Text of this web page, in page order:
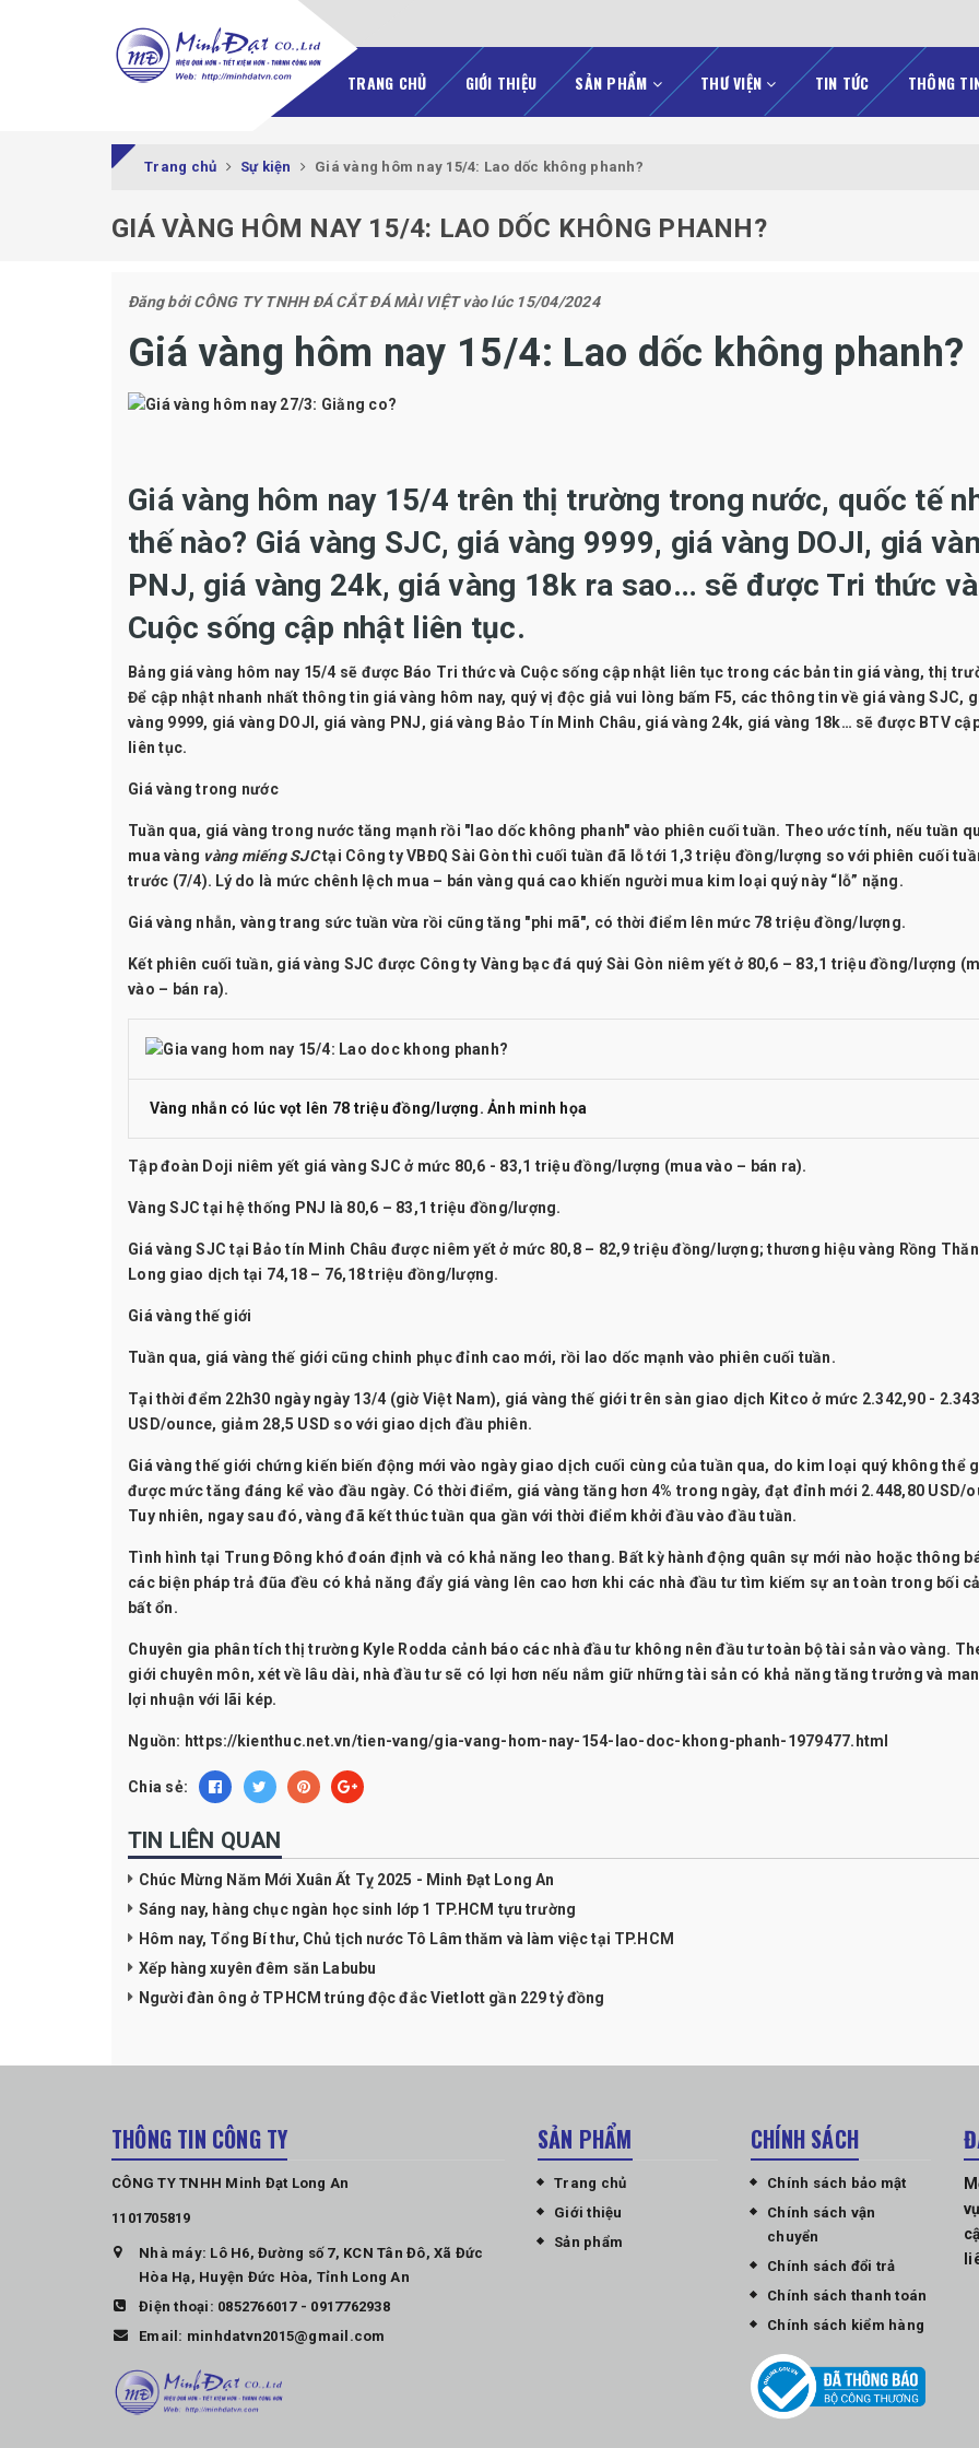
TRANG CHỦ GIỚI THIỆU SẢN PHẨM THƯ VIỆN TIN TỨC THÔNG
Trang chủ Sự kiện Giá vàng hôm nay 15/4: Lao dốc không phanh?
GIÁ VÀNG HÔM NAY 15/4: LAO DỐC KHÔNG PHANH?
Đăng bởiCÔNG TY TNHH ĐÁ CẮT ĐÁ MÀI VIỆTvào lúc 15/04/2024
Giá vàng hôm nay 15/4: Lao dốc không phanh?
Giá vàng hôm nay 15/4 trên thị trường trong nước, quốc tế
thế nào? Giá vàng SJC, giá vàng 9999, giá vàng DOJI, giá
PNJ, giá vàng 24k, giá vàng 18k ra sao… sẽ được Tri thức và
Cuộc sống cập nhật liên tục.
Bảng giá vàng hôm nay 15/4 sẽ được Báo Tri thức và Cuộc sống cập nhật liên tục trong các bản tin giá vàng, thị
Để cập nhật nhanh nhất thông tin giá vàng hôm nay, quý vị độc giả vui lòng bấm F5, các thông tin về giá vàng SJC,
vàng 9999, giá vàng DOJI, giá vàng PNJ, giá vàng Bảo Tín Minh Châu, giá vàng 24k, giá vàng 18k… sẽ được BTV
liên tục.
Giá vàng trong nước
Tuần qua, giá vàng trong nước tăng mạnh rồi "lao dốc không phanh" vào phiên cuối tuần. Theo ước tính, nếu tuần
mua vàng vàng miếng SJCtại Công ty VBĐQ Sài Gòn thì cuối tuần đã lỗ tới 1,3 triệu đồng/lượng so với phiên cuối
trước (7/4). Lý do là mức chênh lệch mua – bán vàng quá cao khiến người mua kim loại quý này “lỗ” nặng.
Giá vàng nhẫn, vàng trang sức tuần vừa rồi cũng tăng "phi mã", có thời điểm lên mức 78 triệu đồng/lượng.
Kết phiên cuối tuần, giá vàng SJC được Công ty Vàng bạc đá quý Sài Gòn niêm yết ở 80,6 – 83,1 triệu đồng/lượng
vào – bán ra).
Vàng nhẫn có lúc vọt lên 78 triệu đồng/lượng. Ảnh minh họa
Tập đoàn Doji niêm yết giá vàng SJC ở mức 80,6 - 83,1 triệu đồng/lượng (mua vào – bán ra).
Vàng SJC tại hệ thống PNJ là 80,6 – 83,1 triệu đồng/lượng.
Giá vàng SJC tại Bảo tín Minh Châu được niêm yết ở mức 80,8 – 82,9 triệu đồng/lượng; thương hiệu vàng Rồng
Long giao dịch tại 74,18 – 76,18 triệu đồng/lượng.
Giá vàng thế giới
Tuần qua, giá vàng thế giới cũng chinh phục đỉnh cao mới, rồi lao dốc mạnh vào phiên cuối tuần.
Tại thời đểm 22h30 ngày ngày 13/4 (giờ Việt Nam), giá vàng thế giới trên sàn giao dịch Kitco ở mức 2.342,90 -
USD/ounce, giảm 28,5 USD so với giao dịch đầu phiên.
Giá vàng thế giới chứng kiến biến động mới vào ngày giao dịch cuối cùng của tuần qua, do kim loại quý không thể
được mức tăng đáng kể vào đầu ngày. Có thời điểm, giá vàng tăng hơn 4% trong ngày, đạt đỉnh mới 2.448,80 USD/
Tuy nhiên, ngay sau đó, vàng đã kết thúc tuần qua gần với thời điểm khởi đầu vào đầu tuần.
Tình hình tại Trung Đông khó đoán định và có khả năng leo thang. Bất kỳ hành động quân sự mới nào hoặc thông
các biện pháp trả đũa đều có khả năng đẩy giá vàng lên cao hơn khi các nhà đầu tư tìm kiếm sự an toàn trong bối
bất ổn.
Chuyên gia phân tích thị trường Kyle Rodda cảnh báo các nhà đầu tư không nên đầu tư toàn bộ tài sản vào vàng.
giới chuyên môn, xét về lâu dài, nhà đầu tư sẽ có lợi hơn nếu nắm giữ những tài sản có khả năng tăng trưởng và
lợi nhuận với lãi kép.
Nguồn: https://kienthuc.net.vn/tien-vang/gia-vang-hom-nay-154-lao-doc-khong-phanh-1979477.html
Chia sẻ:
TIN LIÊN QUAN
Chúc Mừng Năm Mới Xuân Ất Tỵ 2025 - Minh Đạt Long An
Sáng nay, hàng chục ngàn học sinh lớp 1 TP.HCM tựu trường
Hôm nay, Tổng Bí thư, Chủ tịch nước Tô Lâm thăm và làm việc tại TP.HCM
Xếp hàng xuyên đêm săn Labubu
Người đàn ông ở TPHCM trúng độc đắc Vietlott gần 229 tỷ đồng
THÔNG TIN CÔNG TY
CÔNG TY TNHH Minh Đạt Long An
1101705819
Nhà máy: Lô H6, Đường số 7, KCN Tân Đô, Xã Đức
Hòa Hạ, Huyện Đức Hòa, Tỉnh Long An
Điện thoại: 0852766017- 0917762938
Email: minhdatvn2015@gmail.com
SẢN PHẨM
Trang chủ
Giới thiệu
Sản phẩm
CHÍNH SÁCH
Chính sách bảo mật
Chính sách vận
chuyển
Chính sách đổi trả
Chính sách thanh toán
Chính sách kiểm hàng